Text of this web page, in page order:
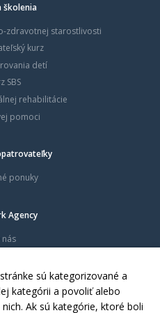
školenia
zdravotnej starostlivosti
kurz
detí
SBS
rehabilitácie
pomoci
ponuky
Agency
nás
sú kategorizované a
kategórii a povoliť alebo
Ak sú kategórie, ktoré boli